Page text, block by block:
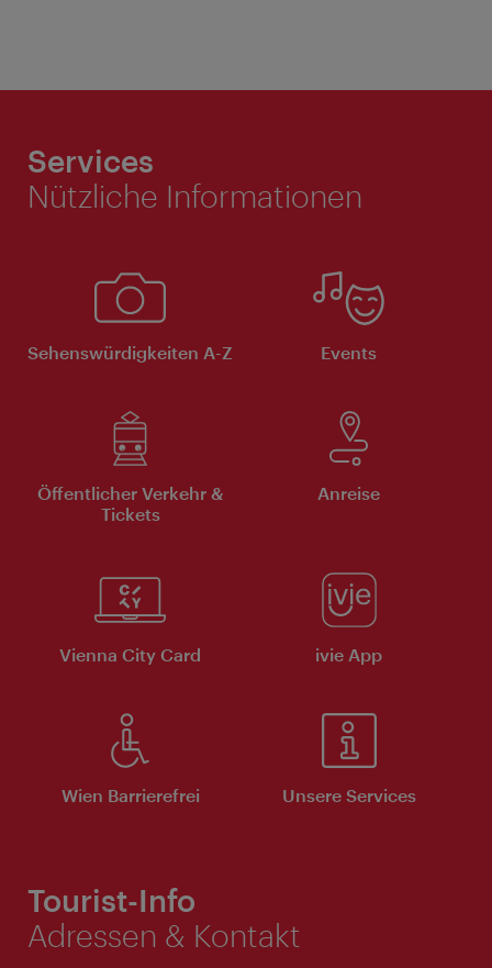
Services
Nützliche Informationen
Sehenswürdigkeiten A-Z Events
Öffentlicher Verkehr &
Tickets
Anreise
Vienna City Card ivie App
Wien Barrierefrei Unsere Services
Tourist-Info
Adressen & Kontakt